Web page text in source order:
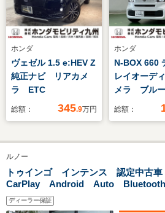
ホンダ
ヴェゼル 1.5 e:HEV Z
純正ナビ リアカメ
ラ ETC
総額： 345.9万円
ホンダ
N-BOX 660
レイオーデ
メラ ブル
総額：
ルノー
トゥインゴ インテンス 認定中古
CarPlay Android Auto Bluetooth
LINKオーディオ クルーズコントロ
ー ETC ドラレコ2カメラ
ディーラー保証